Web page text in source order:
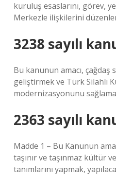
kuruluş esaslarını, görev,
Merkezle ilişkilerini
3238 sayılı
Bu kanunun amacı, çağdaş
geliştirmek ve Türk Silahlı
modernizasyonunu
2363 sayılı
Madde 1 – Bu Kanunun
taşınır ve taşınmaz kültür
tanımlarını yapmak,